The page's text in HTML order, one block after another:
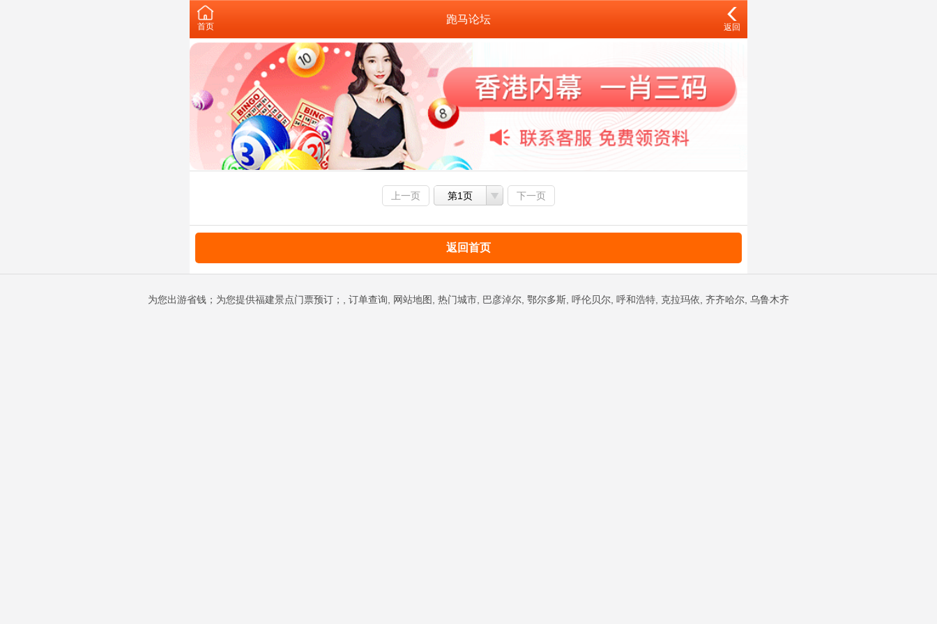
首页
跑马论坛
返回
上一页 第1页 下一页
返回首页
为您出游省钱；为您提供福建景点门票预订；, 订单查询, 网站地图, 热门城市, 巴彦淖尔, 鄂尔多斯, 呼伦贝尔, 呼和浩特, 克拉玛依, 齐齐哈尔, 乌鲁木齐